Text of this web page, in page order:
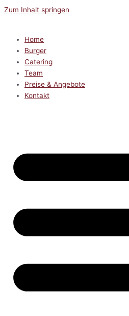
Zum Inhalt springen
Home
Burger
Catering
Team
Preise & Angebote
Kontakt